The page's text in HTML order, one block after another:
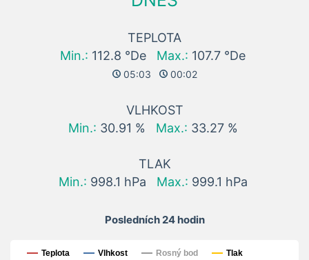
TEPLOTA
Min.: 112.8 °De Max.: 107.7 °De
05:03 00:02
VLHKOST
Min.: 30.91 % Max.: 33.27 %
TLAK
Min.: 998.1 hPa Max.: 999.1 hPa
Posledních 24 hodin
Posledních 24 hodin
Teplota Vlhkost Rosný bod Tlak